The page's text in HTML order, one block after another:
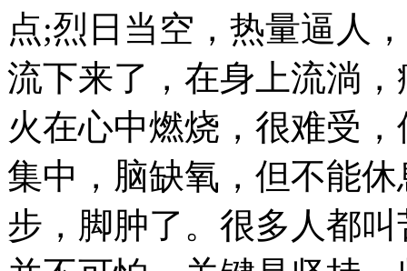
点;烈日当空，热量逼人
流下来了，在身上流淌
火在心中燃烧，很难受
集中，脑缺氧，但不能
步，脚肿了。很多人都